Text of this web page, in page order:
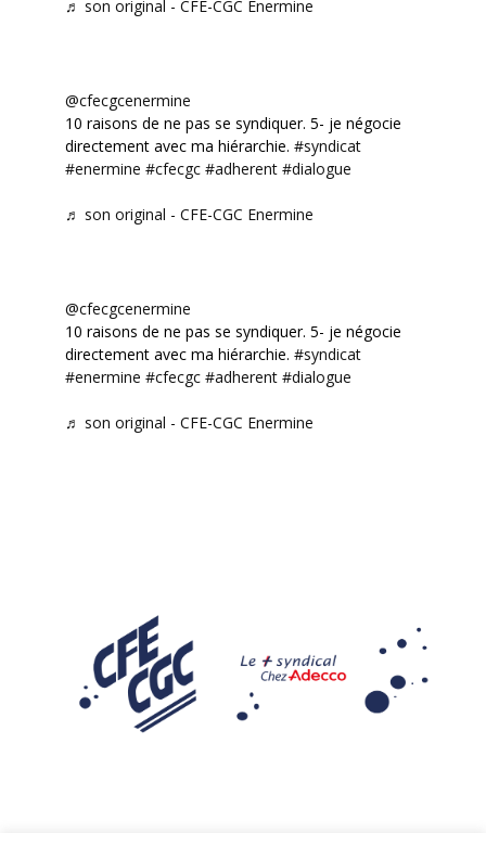
♬ son original - CFE-CGC Enermine
@cfecgcenermine
10 raisons de ne pas se syndiquer. 5- je négocie
directement avec ma hiérarchie. #syndicat
#enermine #cfecgc #adherent #dialogue
♬ son original - CFE-CGC Enermine
@cfecgcenermine
10 raisons de ne pas se syndiquer. 5- je négocie
directement avec ma hiérarchie. #syndicat
#enermine #cfecgc #adherent #dialogue
♬ son original - CFE-CGC Enermine